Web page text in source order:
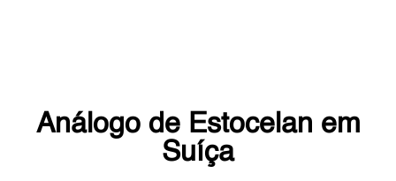
Análogo de Estocelan em
Suíça